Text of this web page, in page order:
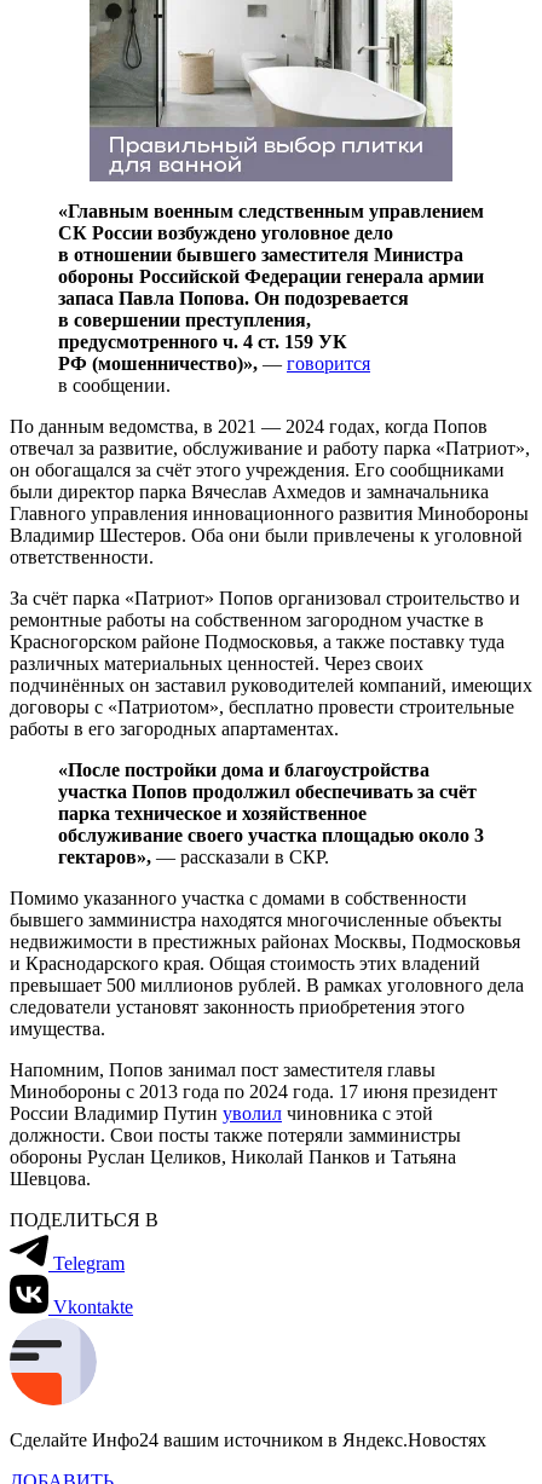
«Главным военным следственным управлением
СК России возбуждено уголовное дело
в отношении бывшего заместителя Министра
обороны Российской Федерации генерала армии
запаса Павла Попова. Он подозревается
в совершении преступления,
предусмотренного ч. 4 ст. 159 УК
РФ (мошенничество)», — говорится
в сообщении.
По данным ведомства, в 2021 — 2024 годах, когда Попов
отвечал за развитие, обслуживание и работу парка «Патриот»,
он обогащался за счёт этого учреждения. Его сообщниками
были директор парка Вячеслав Ахмедов и замначальника
Главного управления инновационного развития Минобороны
Владимир Шестеров. Оба они были привлечены к уголовной
ответственности.
За счёт парка «Патриот» Попов организовал строительство и
ремонтные работы на собственном загородном участке в
Красногорском районе Подмосковья, а также поставку туда
различных материальных ценностей. Через своих
подчинённых он заставил руководителей компаний, имеющих
договоры с «Патриотом», бесплатно провести строительные
работы в его загородных апартаментах.
«После постройки дома и благоустройства
участка Попов продолжил обеспечивать за счёт
парка техническое и хозяйственное
обслуживание своего участка площадью около 3
гектаров», — рассказали в СКР.
Помимо указанного участка с домами в собственности
бывшего замминистра находятся многочисленные объекты
недвижимости в престижных районах Москвы, Подмосковья
и Краснодарского края. Общая стоимость этих владений
превышает 500 миллионов рублей. В рамках уголовного дела
следователи установят законность приобретения этого
имущества.
Напомним, Попов занимал пост заместителя главы
Минобороны с 2013 года по 2024 года. 17 июня президент
России Владимир Путин уволил чиновника с этой
должности. Свои посты также потеряли замминистры
обороны Руслан Целиков, Николай Панков и Татьяна
Шевцова.
ПОДЕЛИТЬСЯ В
Telegram
Vkontakte
Сделайте Инфо24 вашим источником в Яндекс.Новостях